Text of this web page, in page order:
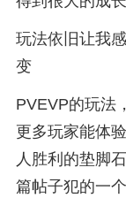
玩法依旧让我
变
PVEVP的玩法
更多玩家能体
人胜利的垫脚
篇帖子犯的一